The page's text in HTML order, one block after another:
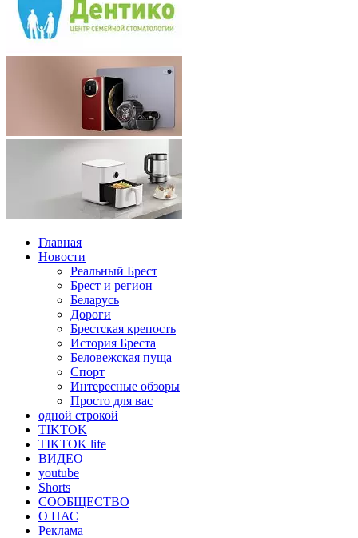
Главная
Новости
Реальный Брест
Брест и регион
Беларусь
Дороги
Брестская крепость
История Бреста
Беловежская пуща
Спорт
Интересные обзоры
Просто для вас
одной строкой
TIKTOK
TIKTOK life
ВИДЕО
youtube
Shorts
СООБЩЕСТВО
О НАС
Реклама